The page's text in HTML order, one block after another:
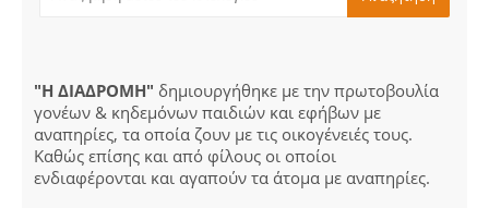
"Η ΔΙΑΔΡΟΜΗ" δημιουργήθηκε με την πρωτοβουλία
γονέων & κηδεμόνων παιδιών και εφήβων με
αναπηρίες, τα οποία ζουν με τις οικογένειές τους.
Καθώς επίσης και από φίλους οι οποίοι
ενδιαφέρονται και αγαπούν τα άτομα με αναπηρίες.